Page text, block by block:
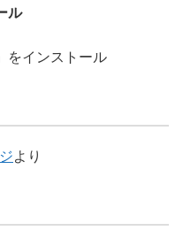
ル
をインストール
より